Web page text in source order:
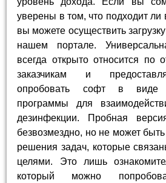
уверены в том, что подходит ли
вы можете осуществить
нашем портале.
всегда открыто относится по
заказчикам и
опробовать софт в виде
программы для
дезинфекции. Пробная
безвозмездно, но не может
решения задач, которые
целями. Это лишь
который можно